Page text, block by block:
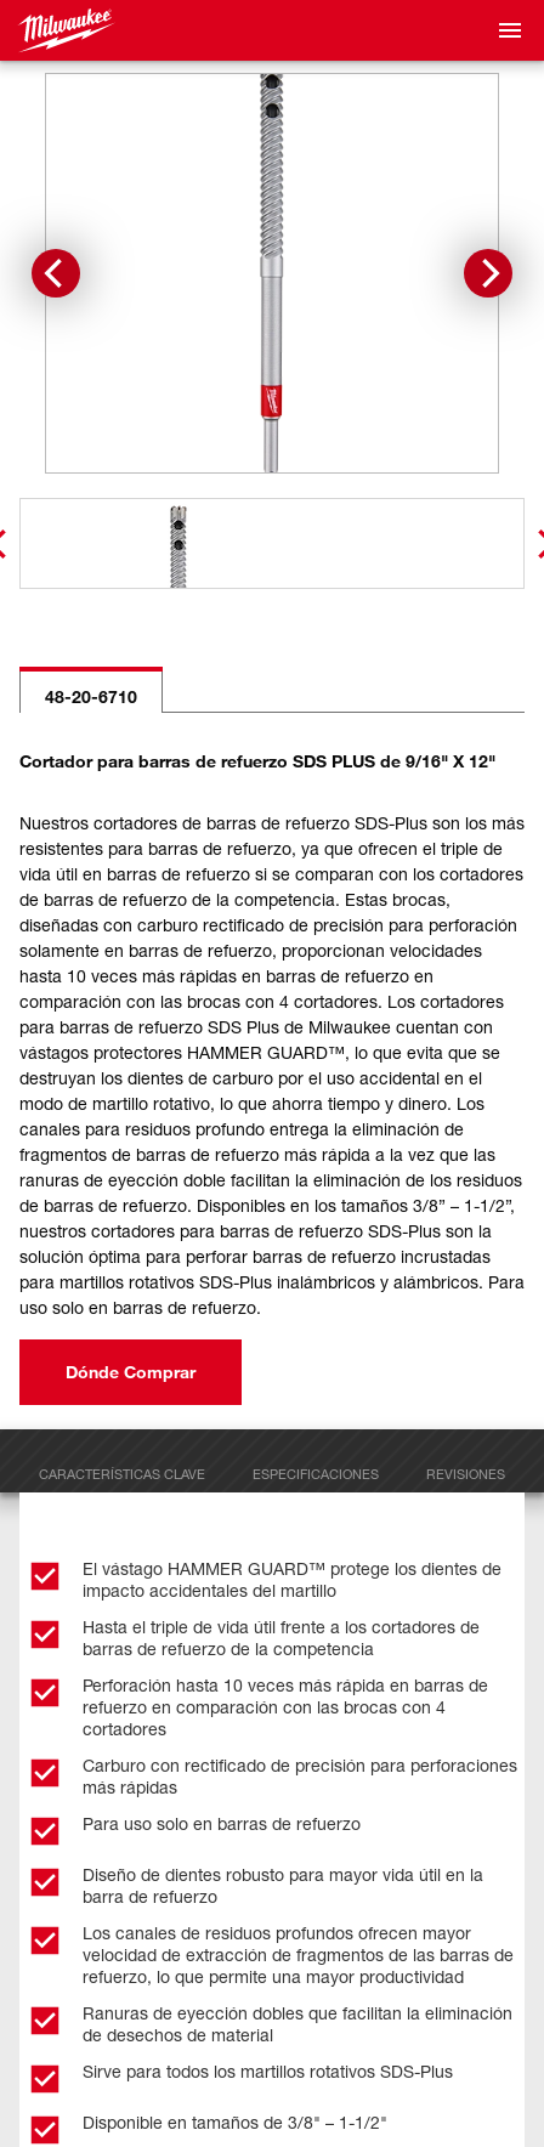
48-20-6710
Cortador para barras de refuerzo SDS PLUS de 9/16" X 12"
Nuestros cortadores de barras de refuerzo SDS-Plus son los más
resistentes para barras de refuerzo, ya que ofrecen el triple de
vida útil en barras de refuerzo si se comparan con los cortadores
de barras de refuerzo de la competencia. Estas brocas,
diseñadas con carburo rectificado de precisión para perforación
solamente en barras de refuerzo, proporcionan velocidades
hasta 10 veces más rápidas en barras de refuerzo en
comparación con las brocas con 4 cortadores. Los cortadores
para barras de refuerzo SDS Plus de Milwaukee cuentan con
vástagos protectores HAMMER GUARD™, lo que evita que se
destruyan los dientes de carburo por el uso accidental en el
modo de martillo rotativo, lo que ahorra tiempo y dinero. Los
canales para residuos profundo entrega la eliminación de
fragmentos de barras de refuerzo más rápida a la vez que las
ranuras de eyección doble facilitan la eliminación de los residuos
de barras de refuerzo. Disponibles en los tamaños 3/8” – 1-1/2”,
nuestros cortadores para barras de refuerzo SDS-Plus son la
solución óptima para perforar barras de refuerzo incrustadas
para martillos rotativos SDS-Plus inalámbricos y alámbricos. Para
uso solo en barras de refuerzo.
Dónde Comprar
CARACTERÍSTICAS CLAVE ESPECIFICACIONES REVISIONES
El vástago HAMMER GUARD™ protege los dientes de
impacto accidentales del martillo​
Hasta el triple de vida útil frente a los cortadores de
barras de refuerzo de la competencia​
Perforación hasta 10 veces más rápida en barras de
refuerzo en comparación con las brocas con 4
cortadores
Carburo con rectificado de precisión para perforaciones
más rápidas​
Para uso solo en barras de refuerzo
Diseño de dientes robusto para mayor vida útil en la
barra de refuerzo ​
Los canales de residuos profundos ofrecen mayor
velocidad de extracción de fragmentos de las barras de
refuerzo, lo que permite una mayor productividad
Ranuras de eyección dobles que facilitan la eliminación
de desechos de material​
Sirve para todos los martillos rotativos SDS-Plus​
Disponible en tamaños de 3/8" – 1-1/2"